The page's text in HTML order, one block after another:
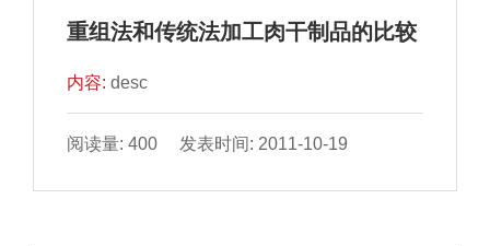
重组法和传统法加工肉干制品的比较
内容:desc
阅读量: 400 发表时间: 2011-10-19